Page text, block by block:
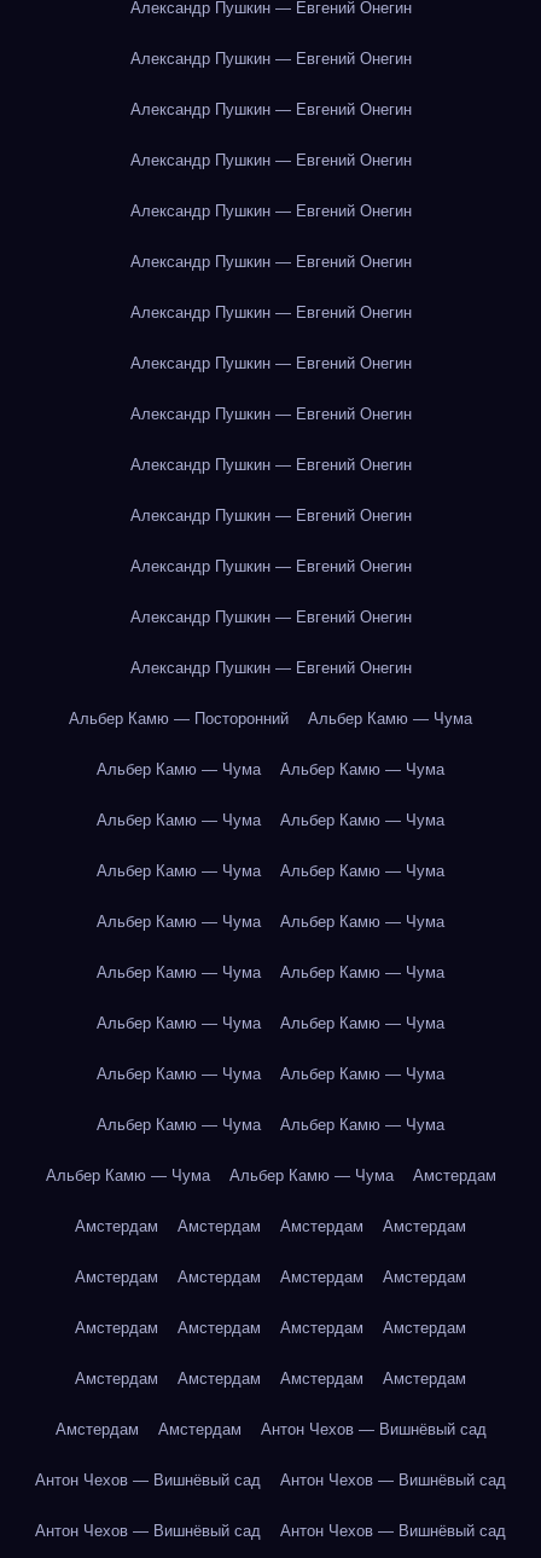
Александр Пушкин — Евгений Онегин
Александр Пушкин — Евгений Онегин
Александр Пушкин — Евгений Онегин
Александр Пушкин — Евгений Онегин
Александр Пушкин — Евгений Онегин
Александр Пушкин — Евгений Онегин
Александр Пушкин — Евгений Онегин
Александр Пушкин — Евгений Онегин
Александр Пушкин — Евгений Онегин
Александр Пушкин — Евгений Онегин
Александр Пушкин — Евгений Онегин
Александр Пушкин — Евгений Онегин
Александр Пушкин — Евгений Онегин
Александр Пушкин — Евгений Онегин
Альбер Камю — Посторонний Альбер Камю — Чума
Альбер Камю — Чума Альбер Камю — Чума
Альбер Камю — Чума Альбер Камю — Чума
Альбер Камю — Чума Альбер Камю — Чума
Альбер Камю — Чума Альбер Камю — Чума
Альбер Камю — Чума Альбер Камю — Чума
Альбер Камю — Чума Альбер Камю — Чума
Альбер Камю — Чума Альбер Камю — Чума
Альбер Камю — Чума Альбер Камю — Чума
Альбер Камю — Чума Альбер Камю — Чума Амстердам
Амстердам Амстердам Амстердам Амстердам
Амстердам Амстердам Амстердам Амстердам
Амстердам Амстердам Амстердам Амстердам
Амстердам Амстердам Амстердам Амстердам
Амстердам Амстердам Антон Чехов — Вишнёвый сад
Антон Чехов — Вишнёвый сад Антон Чехов — Вишнёвый сад
Антон Чехов — Вишнёвый сад Антон Чехов — Вишнёвый сад